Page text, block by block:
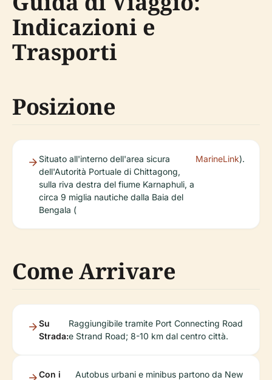
Indicazioni e
Trasporti
Posizione
Situato all'interno dell'area sicura
dell'Autorità Portuale di Chittagong,
sulla riva destra del fiume Karnaphuli, a
circa 9 miglia nautiche dalla Baia del
Bengala (
MarineLink).
Come Arrivare
Su
Strada:
Raggiungibile tramite Port Connecting Road
e Strand Road; 8-10 km dal centro città.
Con i
Autobus urbani e minibus partono da New